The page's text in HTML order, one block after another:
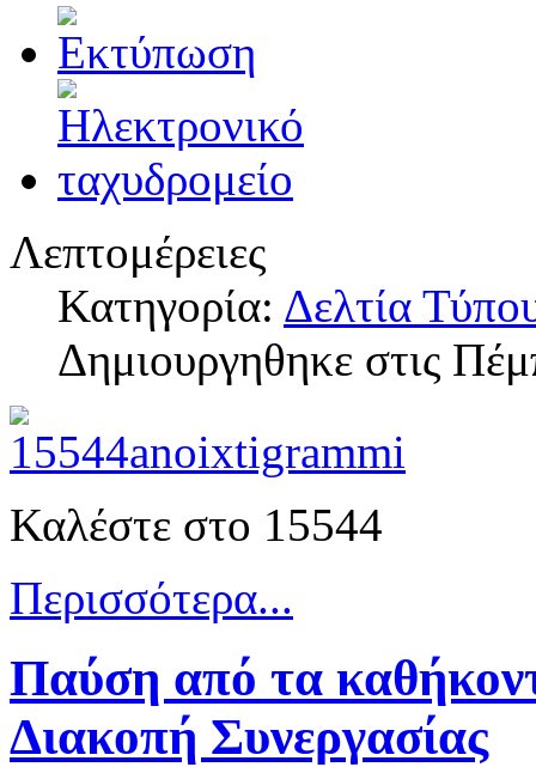
Λεπτομέρειες
Κατηγορία: Δελτία
Δημιουργηθηκε στις
Καλέστε στο 15544
Περισσότερα...
Παύση από τα
Διακοπή Συνεργασίας